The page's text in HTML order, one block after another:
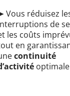
Vous réduisez
de
les coûts
en
continuité